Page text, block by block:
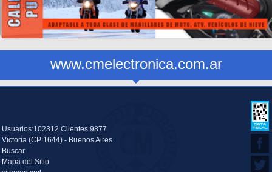
www.cmelectronica.com.ar
Usuarios:102312 Clientes:9877
Victoria (CP:1644) - Buenos Aires
Buscar
Mapa del Sitio